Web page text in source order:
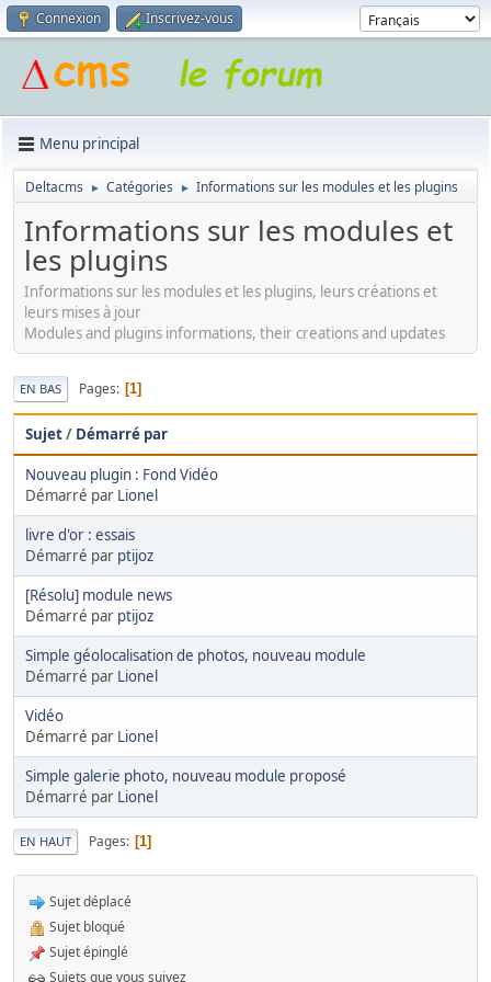
Connexion Inscrivez-vous
Menu principal
Deltacms ► Catégories ► Informations sur les modules et les plugins
Informations sur les modules et
les plugins
Informations sur les modules et les plugins, leurs créations et
leurs mises à jour
Modules and plugins informations, their creations and updates
EN BAS Pages 1
Sujet/ Démarré par
Nouveau plugin : Fond Vidéo
Démarré par Lionel
livre d'or : essais
Démarré par ptijoz
[Résolu] module news
Démarré par ptijoz
Simple géolocalisation de photos, nouveau module
Démarré par Lionel
Vidéo
Démarré par Lionel
Simple galerie photo, nouveau module proposé
Démarré par Lionel
EN HAUT Pages 1
Sujet déplacé
Sujet bloqué
Sujet épinglé
Sujets que vous suivez